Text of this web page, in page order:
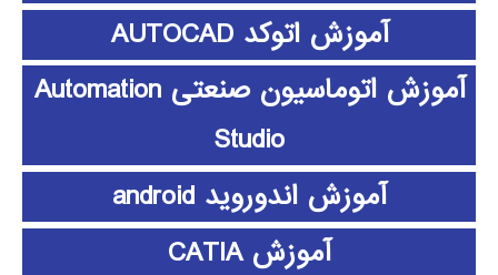
آموزش اتوکد AUTOCAD
آموزش اتوماسیون صنعتی Automation
Studio
آموزش اندوروید android
آموزش CATIA